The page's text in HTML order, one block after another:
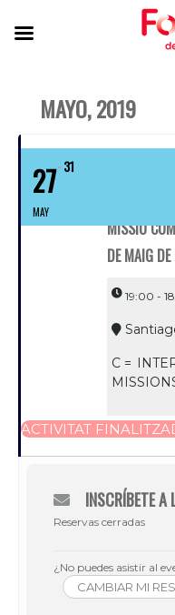
MAYO, 2019
27
MAY
31
MISSIÓ
DE MAIG
19:00 -
C =
ACTIVITAT
INSCRÍBETE
Reservas cerradas
¿No puedes asistir al
CAMBIAR MI